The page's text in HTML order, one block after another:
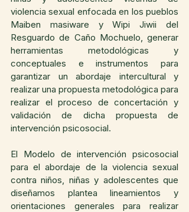
violencia sexual enfocada en los pueblos
Maiben masiware y Wipi Jiwii del
Resguardo de Caño Mochuelo, generar
herramientas metodológicas y
conceptuales e instrumentos para
garantizar un abordaje intercultural y
realizar una propuesta metodológica para
realizar el proceso de concertación y
validación de dicha propuesta de
intervención psicosocial.
El Modelo de intervención psicosocial
para el abordaje de la violencia sexual
contra niños, niñas y adolescentes que
diseñamos plantea lineamientos y
orientaciones generales para realizar